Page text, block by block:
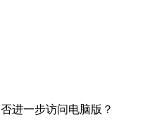
进一步访问电脑版？